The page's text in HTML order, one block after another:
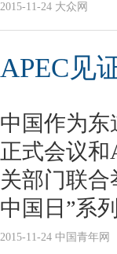
2015-11-24 大众网
APEC见
中国作为
正式会议和
关部门联合
中国日”系
2015-11-24 中国青年网